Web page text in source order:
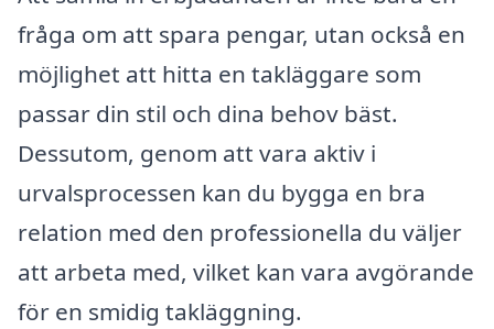
fråga om att spara pengar, utan också en
möjlighet att hitta en takläggare som
passar din stil och dina behov bäst.
Dessutom, genom att vara aktiv i
urvalsprocessen kan du bygga en bra
relation med den professionella du väljer
att arbeta med, vilket kan vara avgörande
för en smidig takläggning.